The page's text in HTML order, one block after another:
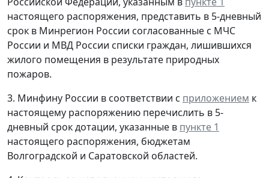
настоящего распоряжения, представить в 5-дневный
срок в Минрегион России согласованные с МЧС
России и МВД России списки граждан, лишившихся
жилого помещения в результате природных
пожаров.
3. Минфину России в соответствии с приложением к
настоящему распоряжению перечислить в 5-
дневный срок дотации, указанные в пункте 1
настоящего распоряжения, бюджетам
Волгоградской и Саратовской областей.